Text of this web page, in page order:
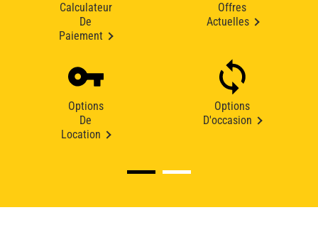
Calculateur
De
Paiement
Offres
Actuelles
Options
De
Location
Options
D'occasion